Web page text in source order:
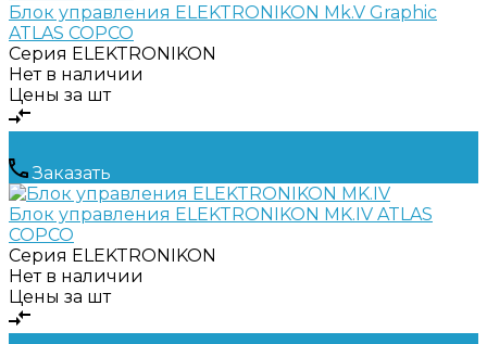
Блок управления ELEKTRONIKON Mk.V Graphic
ATLAS COPCO
Серия ELEKTRONIKON
Нет в наличии
Цены за шт
Заказать
Блок управления ELEKTRONIKON MK.IV ATLAS
COPCO
Серия ELEKTRONIKON
Нет в наличии
Цены за шт